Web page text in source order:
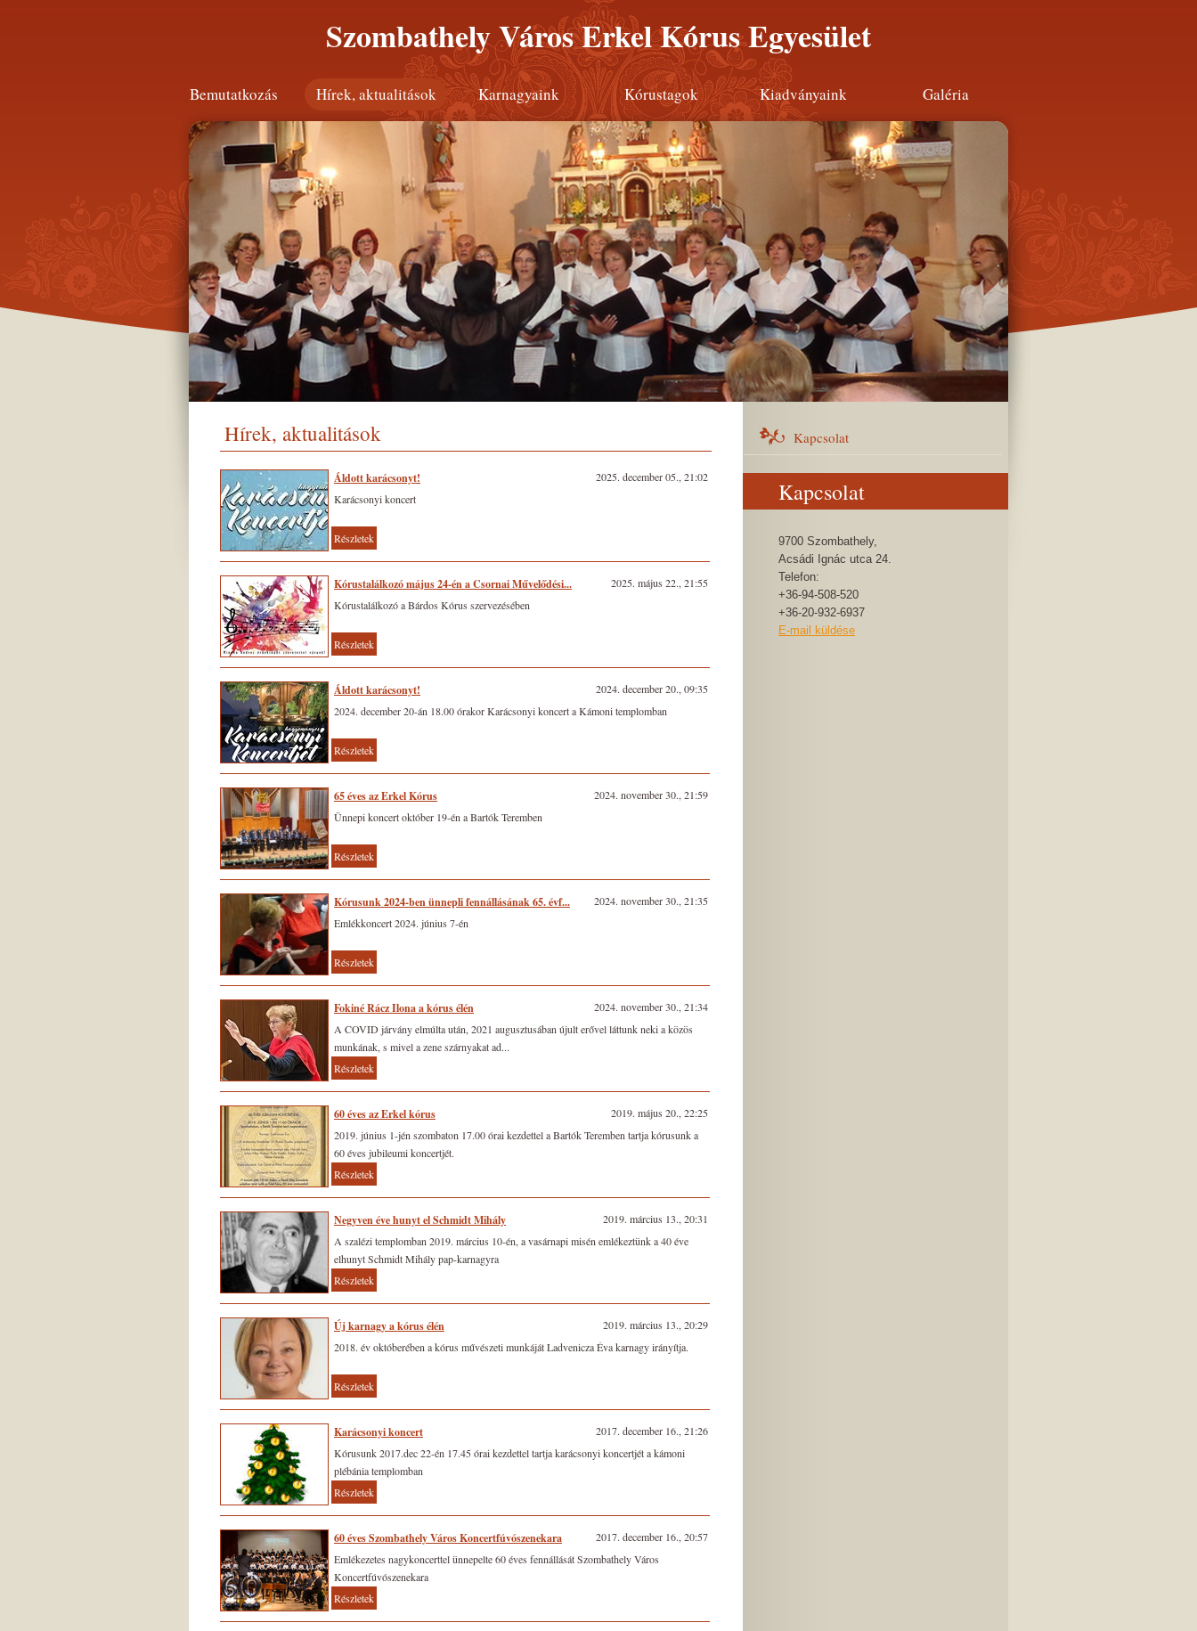
Szombathely Város Erkel Kórus Egyesület
Bemutatkozás Hírek, aktualitások Karnagyaink Kórustagok Kiadványaink Galéria
Kapcsolat
Kapcsolat
9700 Szombathely,
Acsádi Ignác utca 24.
Telefon:
+36-94-508-520
+36-20-932-6937
E-mail küldése
Hírek, aktualitások
2025. december 05., 21:02
Áldott karácsonyt!
Karácsonyi koncert
Részletek
2025. május 22., 21:55
Kórustalálkozó május 24-én a Csornai Művelődési...
Kórustalálkozó a Bárdos Kórus szervezésében
Részletek
2024. december 20., 09:35
Áldott karácsonyt!
2024. december 20-án 18.00 órakor Karácsonyi koncert a Kámoni templomban
Részletek
2024. november 30., 21:59
65 éves az Erkel Kórus
Ünnepi koncert október 19-én a Bartók Teremben
Részletek
2024. november 30., 21:35
Kórusunk 2024-ben ünnepli fennállásának 65. évf...
Emlékkoncert 2024. június 7-én
Részletek
2024. november 30., 21:34
Fokiné Rácz Ilona a kórus élén
A COVID járvány elmúlta után, 2021 augusztusában újult erővel láttunk neki a közös
munkának, s mivel a zene szárnyakat ad...
Részletek
2019. május 20., 22:25
60 éves az Erkel kórus
2019. június 1-jén szombaton 17.00 órai kezdettel a Bartók Teremben tartja kórusunk a
60 éves jubileumi koncertjét.
Részletek
2019. március 13., 20:31
Negyven éve hunyt el Schmidt Mihály
A ­szalézi templomban 2019. március 10-én, a vasár­napi misén emlékeztünk a 40 éve
elhunyt Schmidt ­Mihály pap-karnagyra
Részletek
2019. március 13., 20:29
Új karnagy a kórus élén
2018. év októberében a kórus művészeti munkáját Ladvenicza Éva karnagy irányítja.
Részletek
2017. december 16., 21:26
Karácsonyi koncert
Kórusunk 2017.dec 22-én 17.45 órai kezdettel tartja karácsonyi koncertjét a kámoni
plébánia templomban
Részletek
2017. december 16., 20:57
60 éves Szombathely Város Koncertfúvószenekara
Emlékezetes nagykoncerttel ünnepelte 60 éves fennállását Szombathely Város
Koncertfúvószenekara
Részletek